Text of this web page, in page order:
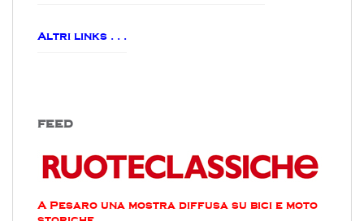
Altri links . . .
FEED
A Pesaro una mostra diffusa su bici e moto